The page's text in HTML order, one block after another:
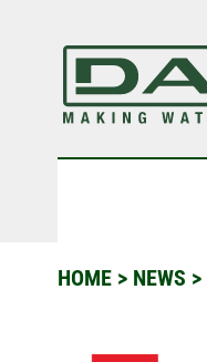
contenuto
HOME > NEWS >